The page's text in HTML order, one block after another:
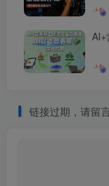
AI+
链接过期，请留